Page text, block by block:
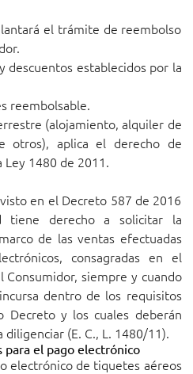
el trámite de reembolso
descuentos establecidos por la
reembolsable.
(alojamiento, alquiler de
otros), aplica el derecho de
1480 de 2011.
en el Decreto 587 de 2016
tiene derecho a solicitar la
de las ventas efectuadas
consagradas en el
siempre y cuando
dentro de los requisitos
Decreto y los cuales deberán
(E. C., L. 1480/11).
para el pago electrónico
electrónico de tiquetes aéreos